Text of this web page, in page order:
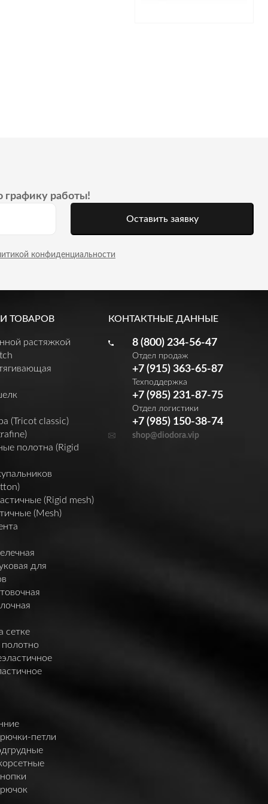
графику работы!
Оставить заявку
конфиденциальности
ТОВАРОВ
растяжкой
(Tricot classic)
полотна (Rigid
(Rigid mesh)
(Mesh)
для
сетке
петли
КОНТАКТНЫЕ ДАННЫЕ
8 (800) 234-56-47
Отдел продаж
+7 (915) 363-65-87
Техподдержка
+7 (985) 231-87-75
Отдел логистики
+7 (985) 150-38-74
shop@diodora.vip